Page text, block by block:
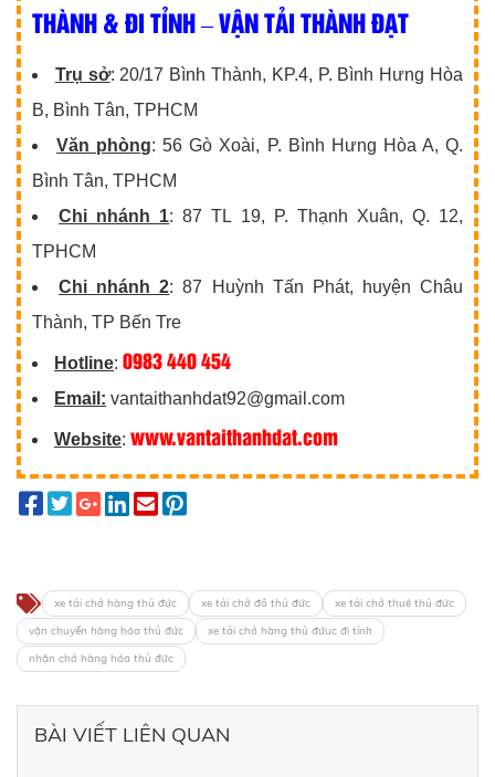
THÀNH & ĐI TỈNH – VẬN TẢI THÀNH ĐẠT
Trụ sở: 20/17 Bình Thành, KP.4, P. Bình Hưng Hòa
B, Bình Tân, TPHCM
Văn phòng: 56 Gò Xoài, P. Bình Hưng Hòa A, Q.
Bình Tân, TPHCM
Chi nhánh 1: 87 TL 19, P. Thạnh Xuân, Q. 12,
TPHCM
Chi nhánh 2: 87 Huỳnh Tấn Phát, huyện Châu
Thành, TP Bến Tre
Hotline: 0983 440 454
Email: vantaithanhdat92@gmail.com
Website: www.vantaithanhdat.com
xe tải chở hàng thủ đức xe tải chở đồ thủ đức
xe tải chở thuê thủ đức
vận chuyển hàng hóa thủ đức
xe tải chở hàng thủ đứuc đi tỉnh
nhận chở hàng hóa thủ đức
BÀI VIẾT LIÊN QUAN